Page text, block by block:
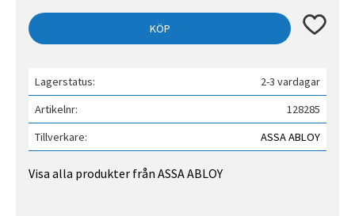
KÖP Lägg till
Lagerstatus
2-3 vardagar
Artikelnr
128285
Tillverkare
ASSA ABLOY
Visa alla produkter från ASSA ABLOY